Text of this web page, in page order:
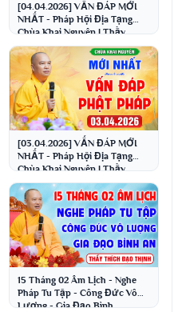
[04.04.2026] VẤN ĐÁP MỚI
NHẤT - Pháp Hội Địa Tạng
Chùa Khai Nguyên | Thầy
Thích Đạo Thịnh
[03.04.2026] VẤN ĐÁP MỚI
NHẤT - Pháp Hội Địa Tạng
Chùa Khai Nguyên | Thầy
Thích Đạo Thịnh
15 Tháng 02 Âm Lịch - Nghe
Pháp Tu Tập - Công Đức Vô
Lượng - Gia Đạo Bình